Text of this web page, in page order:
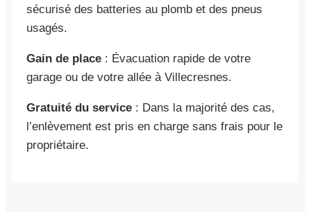
sécurisé des batteries au plomb et des pneus
usagés.
Gain de place : Évacuation rapide de votre
garage ou de votre allée à Villecresnes.
Gratuité du service : Dans la majorité des cas,
l’enlèvement est pris en charge sans frais pour le
propriétaire.